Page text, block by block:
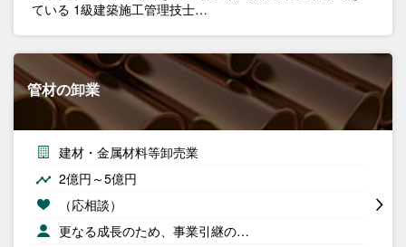
ている 1級建築施工管理技士…
管材の卸業
建材・金属材料等卸売業
2億円～5億円
（応相談）
更なる成長のため、事業引継の…